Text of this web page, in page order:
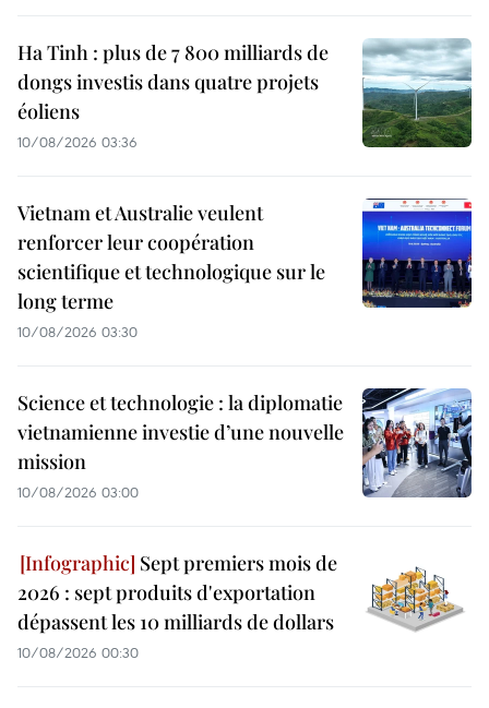
Ha Tinh : plus de 7 800 milliards de
dongs investis dans quatre projets
éoliens
10/08/2026 03:36
Vietnam et Australie veulent
renforcer leur coopération
scientifique et technologique sur le
long terme
10/08/2026 03:30
Science et technologie : la diplomatie
vietnamienne investie d’une nouvelle
mission
10/08/2026 03:00
Sept premiers mois de
2026 : sept produits d'exportation
dépassent les 10 milliards de dollars
10/08/2026 00:30